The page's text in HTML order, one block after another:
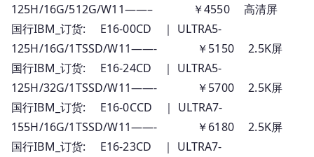
125H/16G/512G/W11——– ￥4550 高清屏
国行IBM_订货: E16-00CD ｜ ULTRA5-
125H/16G/1TSSD/W11——- ￥5150 2.5K屏
国行IBM_订货: E16-24CD ｜ ULTRA5-
125H/32G/1TSSD/W11——- ￥5700 2.5K屏
国行IBM_订货: E16-0CCD ｜ ULTRA7-
155H/16G/1TSSD/W11——- ￥6180 2.5K屏
国行IBM_订货: E16-23CD ｜ ULTRA7-